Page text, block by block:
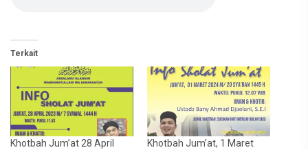
Terkait
Khotbah Jum’at 28 April
Khotbah Jum’at, 1 Maret